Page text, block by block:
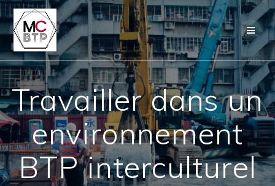
Skip
to
content
Travailler dans un
environnement
BTP interculturel